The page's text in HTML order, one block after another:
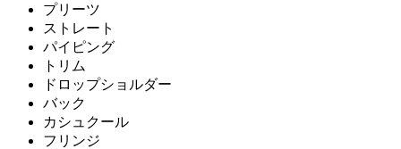
プリーツ
ストレート
パイピング
トリム
ドロップショルダー
バック
カシュクール
フリンジ